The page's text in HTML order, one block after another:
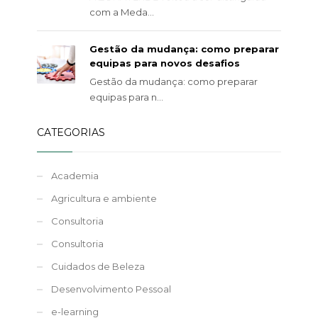
com a Meda...
Gestão da mudança: como preparar
equipas para novos desafios
Gestão da mudança: como preparar
equipas para n...
CATEGORIAS
Academia
Agricultura e ambiente
Consultoria
Consultoria
Cuidados de Beleza
Desenvolvimento Pessoal
e-learning